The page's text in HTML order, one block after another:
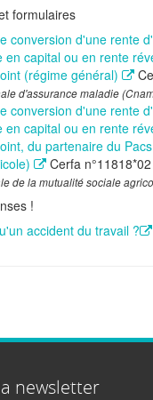
formulaires
conversion d'une rente
en capital ou en rente
(régime général)
d'assurance maladie
conversion d'une rente
en capital ou en rente
du partenaire du
Cerfa n°11818*02
de la mutualité sociale
!
accident du travail ?
newsletter